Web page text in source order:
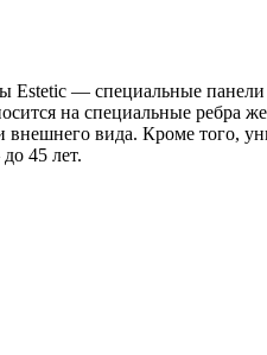
— специальные
на специальные ребра
вида. Кроме того,
45 лет.